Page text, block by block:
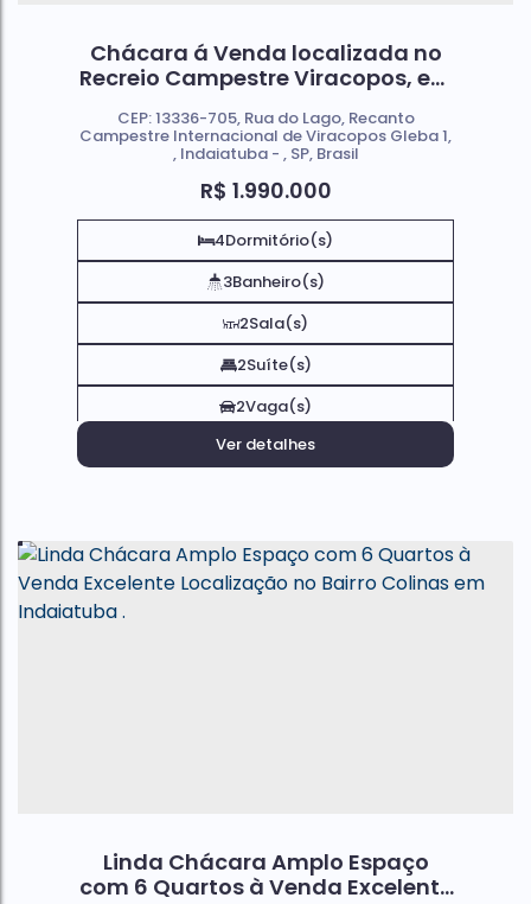
Chácara á Venda localizada no
Recreio Campestre Viracopos, em
R$ 1.990.000
CEP: 13336-705, Rua do Lago, Recanto
Campestre Internacional de Viracopos Gleba 1
, Indaiatuba , SP, Brasil
4Dormitório(s)
3Banheiro(s)
2Sala(s)
2Suíte(s)
2Vaga(s)
Ver detalhes
Linda Chácara Amplo Espaço
com 6 Quartos à Venda Excelente